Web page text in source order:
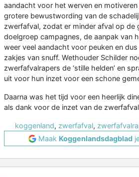
aandacht voor het werven en
grotere bewustwording van de
zwerfafval, zodat er minder afval op de
doelgroep campagnes, de aanpak van
weer veel aandacht voor peuken en
zakjes van snuff. Wethouder Schilder
zwerfafvalrapers de ‘stille helden’ en
uit voor hun inzet voor een schone
Daarna was het tijd voor een heerlijk
als dank voor de inzet van de
koggenland, zwerfafval,
Maak Koggenlandsdagblad